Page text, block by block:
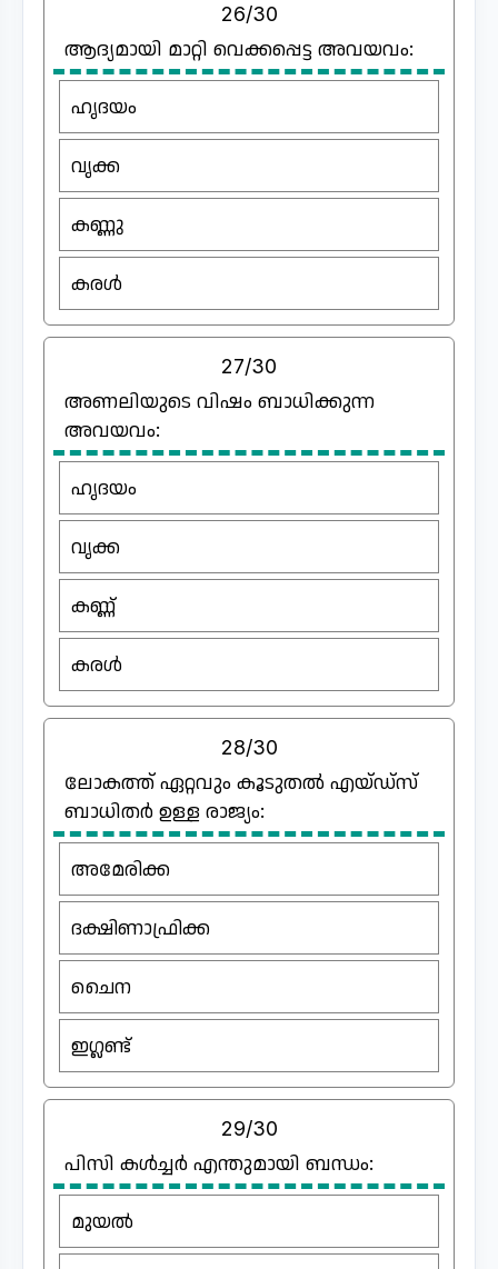
26/30
ആദ്യമായി മാറ്റി വെക്കപ്പെട്ട അവയവം:
ഹൃദയം
വൃക്ക
കണ്ണു
കരൾ
27/30
അണലിയുടെ വിഷം ബാധിക്കുന്ന
അവയവം:
ഹൃദയം
വൃക്ക
കണ്ണ്
കരൾ
28/30
ലോകത്ത് ഏറ്റവും കൂടുതൽ എയ്ഡ്‌സ്
ബാധിതർ ഉള്ള രാജ്യം:
അമേരിക്ക
ദക്ഷിണാഫ്രിക്ക
ചൈന
ഇഗ്ലണ്ട്
29/30
പിസി കൾച്ചർ എന്തുമായി ബന്ധം:
മുയൽ